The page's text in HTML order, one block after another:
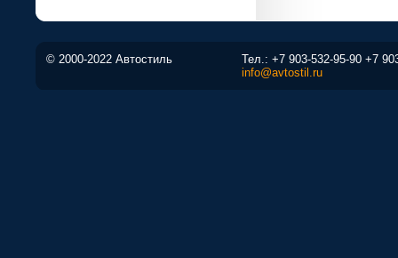
© 2000-2022 Автостиль Тел.: +7 903-532-95-90 +7
info@avtostil.ru